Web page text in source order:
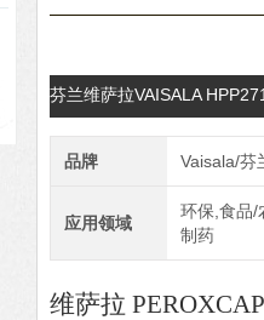
芬兰维萨拉VAISALA
品牌 Vaisala/芬
应用领域
环保,食品/
制药
维萨拉